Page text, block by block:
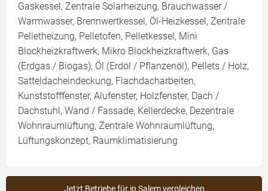
Gaskessel, Zentrale Solarheizung, Brauchwasser /
Warmwasser, Brennwertkessel, Öl-Heizkessel, Zentrale
Pelletheizung, Pelletofen, Pelletkessel, Mini
Blockheizkraftwerk, Mikro Blockheizkraftwerk, Gas
(Erdgas / Biogas), Öl (Erdöl / Pflanzenöl), Pellets / Holz,
Satteldacheindeckung, Flachdacharbeiten,
Kunststofffenster, Alufenster, Holzfenster, Dach /
Dachstuhl, Wand / Fassade, Kellerdecke, Dezentrale
Wohnraumlüftung, Zentrale Wohnraumlüftung,
Lüftungskonzept, Raumklimatisierung
Jetzt Betriebe für in Salem vergleichen